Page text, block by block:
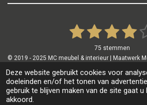
Deze website gebruikt cookies voor
doeleinden en/of het tonen van
gebruik te blijven maken van de site gaat u
akkoord.
i
n
g
:
3
1
t
e
r
2
t
e
r
3
s
t
e
r
4
s
t
e
r
t
e
r
75 stemmen
© 2019 - 2025 MC meubel & interieur | Maatwerk
Algemene voorwaarden
Privacy policy
Powered by JouwWeb